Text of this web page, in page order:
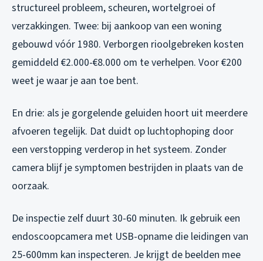
structureel probleem, scheuren, wortelgroei of
verzakkingen. Twee: bij aankoop van een woning
gebouwd vóór 1980. Verborgen rioolgebreken kosten
gemiddeld €2.000-€8.000 om te verhelpen. Voor €200
weet je waar je aan toe bent.
En drie: als je gorgelende geluiden hoort uit meerdere
afvoeren tegelijk. Dat duidt op luchtophoping door
een verstopping verderop in het systeem. Zonder
camera blijf je symptomen bestrijden in plaats van de
oorzaak.
De inspectie zelf duurt 30-60 minuten. Ik gebruik een
endoscoopcamera met USB-opname die leidingen van
25-600mm kan inspecteren. Je krijgt de beelden mee